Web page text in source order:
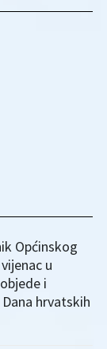
Općinskog
u
i
hrvatskih